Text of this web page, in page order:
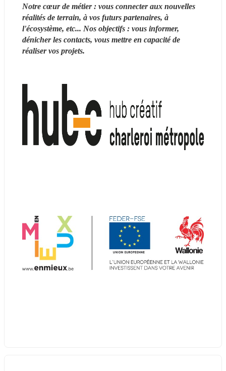
Notre cœur de métier : vous connecter aux nouvelles
réalités de terrain, à vos futurs partenaires, à
l'écosystème, etc... Nos objectifs : vous informer,
dénicher les contacts, vous mettre en capacité de
réaliser vos projets.